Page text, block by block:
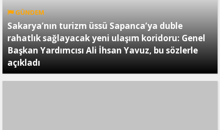
GÜNDEM
Sakarya’nın turizm üssü Sapanca’ya duble
rahatlık sağlayacak yeni ulaşım koridoru: Genel
Başkan Yardımcısı Ali İhsan Yavuz, bu sözlerle
açıkladı